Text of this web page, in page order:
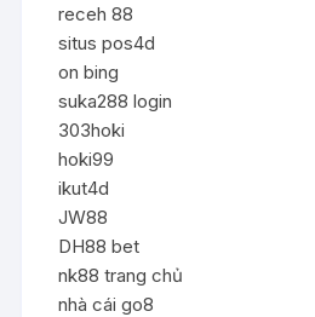
receh 88
situs pos4d
on bing
suka288 login
303hoki
hoki99
ikut4d
JW88
DH88 bet
nk88 trang chủ
nhà cái go8